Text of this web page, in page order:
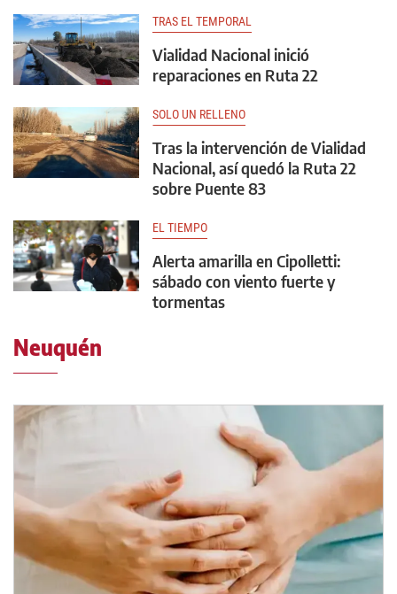
TRAS EL TEMPORAL
Vialidad Nacional inició
reparaciones en Ruta 22
SOLO UN RELLENO
Tras la intervención de Vialidad
Nacional, así quedó la Ruta 22
sobre Puente 83
EL TIEMPO
Alerta amarilla en Cipolletti:
sábado con viento fuerte y
tormentas
Neuquén